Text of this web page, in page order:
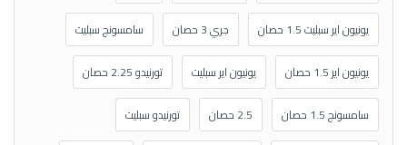
يونيون اير سبليت 1.5 حصان جري 3 حصان سامسونج سبليت
يونيون اير 1.5 حصان يونيون اير سبليت تورنيدو 2.25 حصان
سامسونج 1.5 حصان 2.5 حصان تورنيدو سبليت